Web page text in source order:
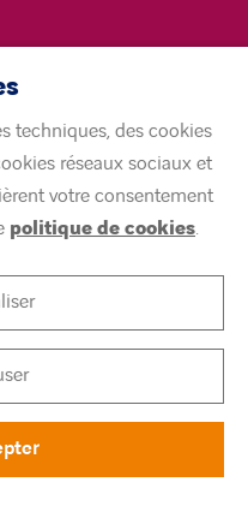
techniques, des cookies
réseaux sociaux et
votre consentement
politique de cookies.